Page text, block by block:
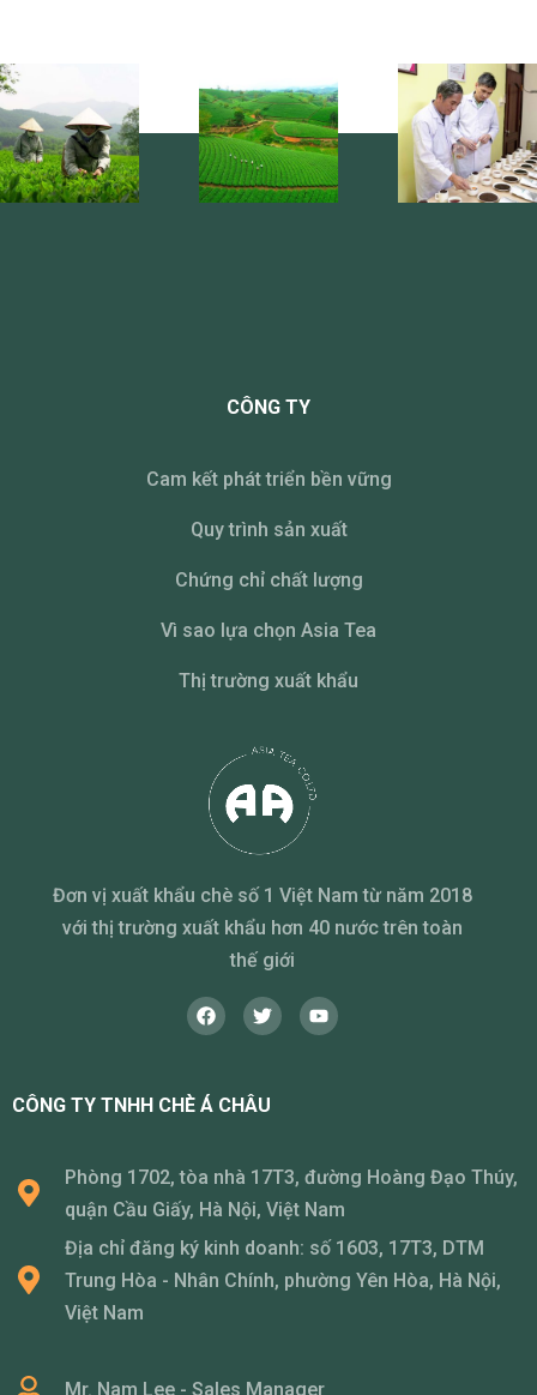
CÔNG TY
Cam kết phát triển bền vững
Quy trình sản xuất
Chứng chỉ chất lượng
Vì sao lựa chọn Asia Tea
Thị trường xuất khẩu
Đơn vị xuất khẩu chè số 1 Việt Nam từ năm 2018
với thị trường xuất khẩu hơn 40 nước trên toàn
thế giới
CÔNG TY TNHH CHÈ Á CHÂU
Phòng 1702, tòa nhà 17T3, đường Hoàng Đạo Thúy,
quận Cầu Giấy, Hà Nội, Việt Nam
Địa chỉ đăng ký kinh doanh: số 1603, 17T3, DTM
Trung Hòa - Nhân Chính, phường Yên Hòa, Hà Nội,
Việt Nam
Mr. Nam Lee - Sales Manager